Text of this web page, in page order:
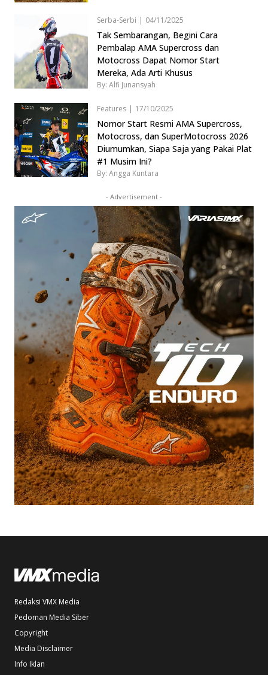
Serba-Serbi | 04/11/2025
Tak Sembarangan, Begini Cara
Pembalap AMA Supercross dan
Motocross Dapat Nomor Start
Mereka, Ada Arti Khusus
By: Alfi Junansyah
Features | 17/10/2025
Nomor Start Resmi AMA Supercross,
Motocross, dan SuperMotocross 2026
Diumumkan, Siapa Saja yang Pakai Plat
#1 Musim Ini?
By: Angga Kuntara
- Advertisement -
Redaksi VMX Media
Pedoman Media Siber
Copyright
Media Disclaimer
Info Iklan